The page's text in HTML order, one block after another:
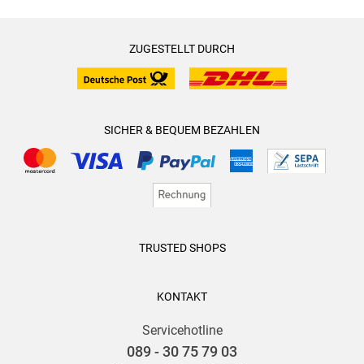
ZUGESTELLT DURCH
SICHER & BEQUEM BEZAHLEN
TRUSTED SHOPS
KONTAKT
Servicehotline
089 - 30 75 79 03